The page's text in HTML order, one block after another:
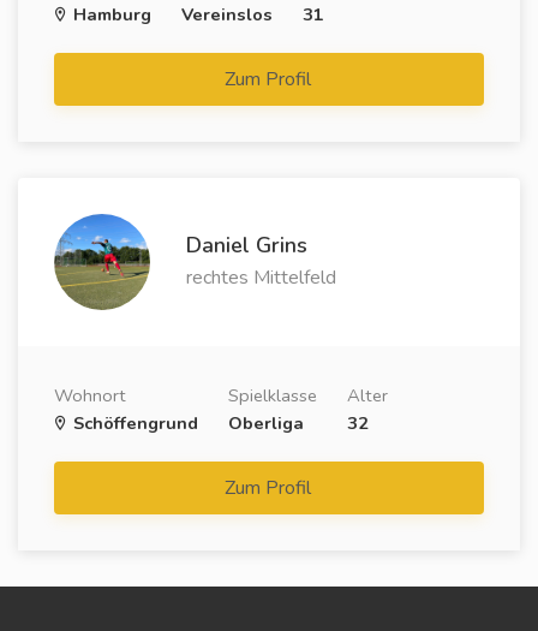
Hamburg
Vereinslos
31
Zum Profil
Daniel Grins
rechtes Mittelfeld
Wohnort
Schöffengrund
Spielklasse
Oberliga
Alter
32
Zum Profil